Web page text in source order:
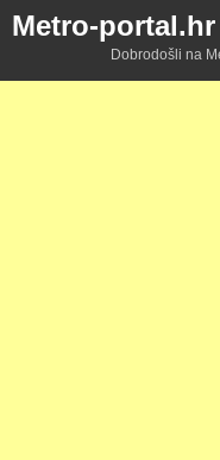
Metro-portal.hr
Dobrodošli na